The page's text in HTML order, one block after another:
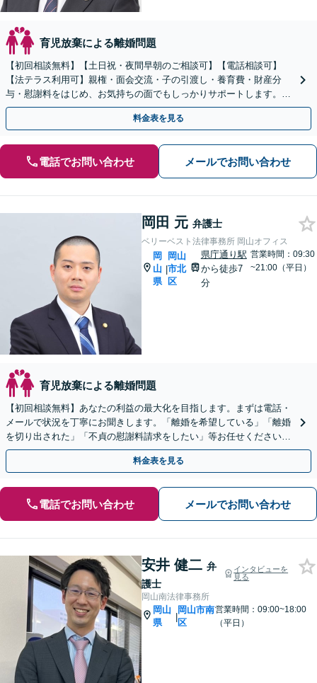
育児放棄による離婚問題
【初回相談無料】【土日祝・夜間早朝のご相談可】【電話相談可】
【法テラス利用可】親権・面会交流・子の引渡し・養育費・財産分
与・慰謝料をはじめ、お気持ちの面でもしっかりサポートします。よ
り良い人生の再スタートに向けて、一緒に歩みだしましょう。
料金表を見る
電話でお問い合わせ メールでお問い合わせ
岡田 元 弁護士
ベリーベスト法律事務所 岡山オフィス
岡
山
県
|
岡山
市北
区
県庁通り駅
から徒歩7
分
営業時間：09:30
~21:00（平日）
育児放棄による離婚問題
【初回相談無料】あなたの利益の最大化を目指します。まずは電話・
メールで状況を丁寧にお聞きします。「離婚を希望している」「離婚
を切り出された」「不貞の慰謝料請求をしたい」等お任せください。
【リーズナブルな料金設定】
料金表を見る
電話でお問い合わせ メールでお問い合わせ
安井 健二 弁
護士
インタビューを
見る
岡山南法律事務所
岡山
県
|
岡山市南
区
営業時間：09:00~18:00
（平日）